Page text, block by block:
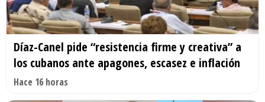
Díaz-Canel pide “resistencia firme y creativa” a
los cubanos ante apagones, escasez e inflación
Hace 16 horas